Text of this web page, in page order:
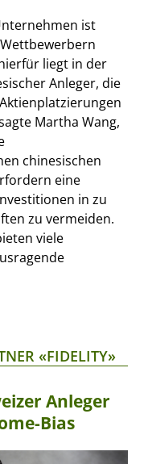
ist
liegt in der
Anleger, die
Martha Wang,
chinesischen
eine
in zu
zu vermeiden.
viele
«FIDELITY»
Anleger
Bias